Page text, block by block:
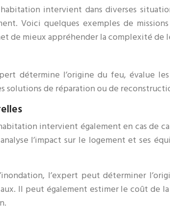
habitation intervient dans diverses
Voici quelques exemples de
de mieux appréhender la complexité de
détermine l’origine du feu, évalue
solutions de réparation ou de
intervient également en cas de
l’impact sur le logement et ses
l’expert peut déterminer
Il peut également estimer le coût de